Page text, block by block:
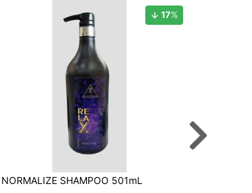
17%
NORMALIZE SHAMPOO 501mL